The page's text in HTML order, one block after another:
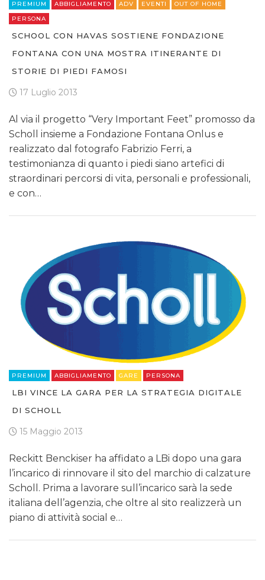
PREMIUM ABBIGLIAMENTO ADV EVENTI
OUT OF HOME
PERSONA
SCHOOL CON HAVAS SOSTIENE FONDAZIONE
FONTANA CON UNA MOSTRA ITINERANTE DI
STORIE DI PIEDI FAMOSI
17 Luglio 2013
Al via il progetto “Very Important Feet” promosso da
Scholl insieme a Fondazione Fontana Onlus e
realizzato dal fotografo Fabrizio Ferri, a
testimonianza di quanto i piedi siano artefici di
straordinari percorsi di vita, personali e professionali,
e con…
PREMIUM ABBIGLIAMENTO GARE PERSONA
LBI VINCE LA GARA PER LA STRATEGIA DIGITALE
DI SCHOLL
15 Maggio 2013
Reckitt Benckiser ha affidato a LBi dopo una gara
l’incarico di rinnovare il sito del marchio di calzature
Scholl. Prima a lavorare sull’incarico sarà la sede
italiana dell’agenzia, che oltre al sito realizzerà un
piano di attività social e…